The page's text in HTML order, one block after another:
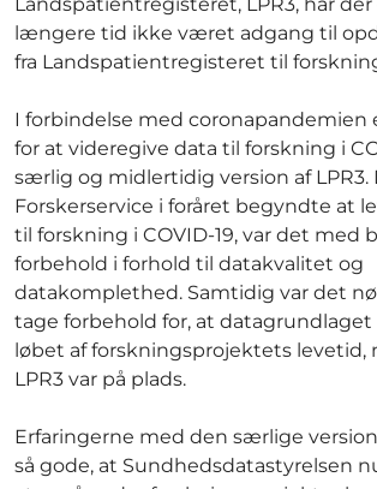
længere tid ikke været adgang til
fra Landspatientregisteret til
I forbindelse med coronapandemien
for at videregive data til forskning i
særlig og midlertidig version af LPR3.
Forskerservice i foråret begyndte at
til forskning i COVID-19, var det med
forbehold i forhold til datakvalitet og
datakomplethed. Samtidig var det
tage forbehold for, at
løbet af forskningsprojektets levetid,
LPR3 var på plads.
Erfaringerne med den særlige
så gode, at Sundhedsdatastyrelsen